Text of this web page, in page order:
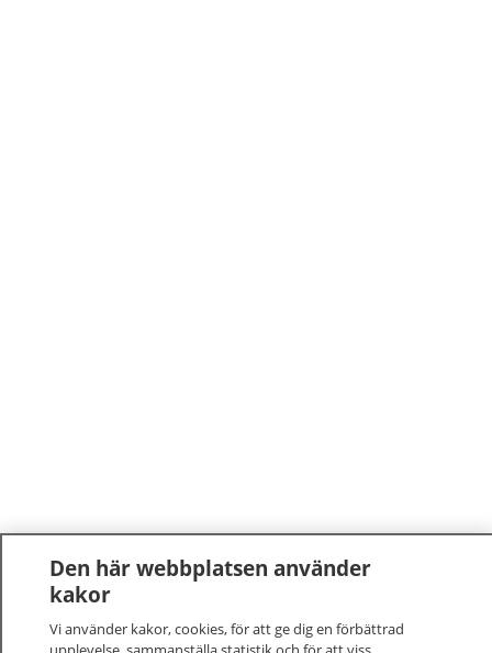
Den här webbplatsen använder
kakor
Vi använder kakor, cookies, för att ge dig en förbättrad